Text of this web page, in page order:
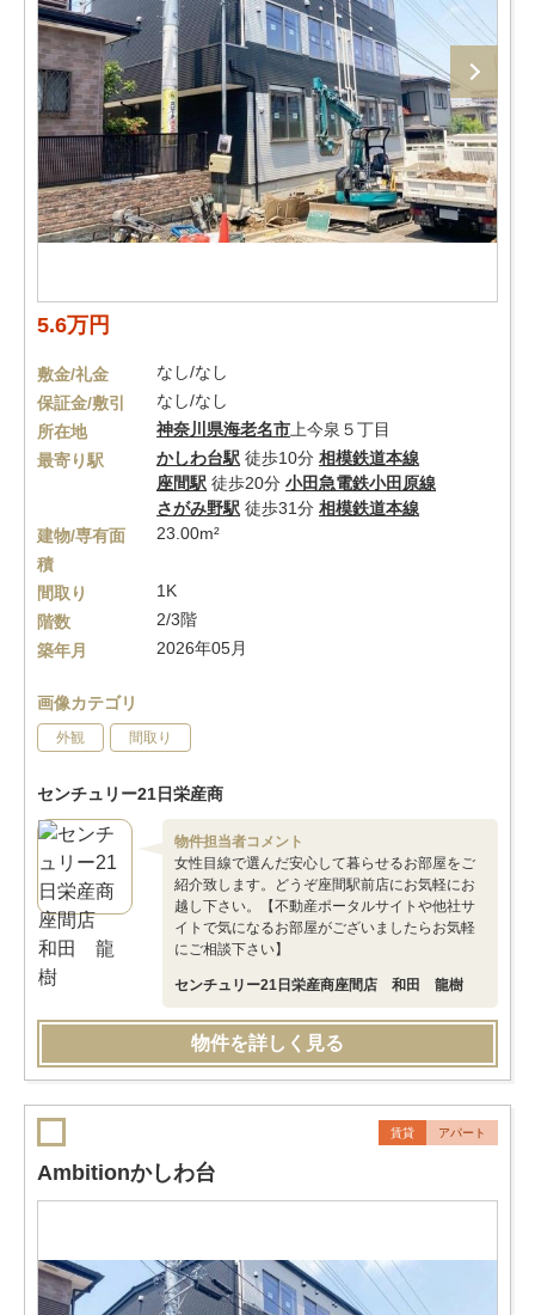
5.6万円
敷金/礼金
なし/なし
保証金/敷引
なし/なし
所在地
神奈川県海老名市 上今泉５丁目
最寄り駅
かしわ台駅 徒歩10分 相模鉄道本線
座間駅 徒歩20分 小田急電鉄小田原線
さがみ野駅 徒歩31分 相模鉄道本線
建物/専有面
積
23.00m²
間取り
1K
階数
2/3階
築年月
2026年05月
画像カテゴリ
外観 間取り
センチュリー21日栄産商
物件担当者コメント
女性目線で選んだ安心して暮らせるお部屋をご
紹介致します。どうぞ座間駅前店にお気軽にお
越し下さい。【不動産ポータルサイトや他社サ
イトで気になるお部屋がございましたらお気軽
にご相談下さい】
センチュリー21日栄産商座間店 和田 龍樹
物件を詳しく見る
賃貸 アパート
Ambitionかしわ台